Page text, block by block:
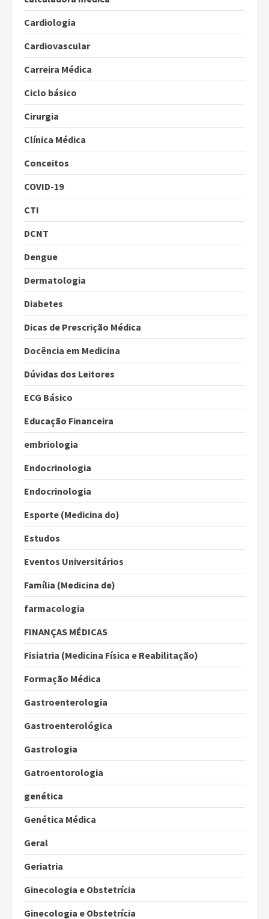
Cardiologia
Cardiovascular
Carreira Médica
Ciclo básico
Cirurgia
Clínica Médica
Conceitos
COVID-19
CTI
DCNT
Dengue
Dermatologia
Diabetes
Dicas de Prescrição Médica
Docência em Medicina
Dúvidas dos Leitores
ECG Básico
Educação Financeira
embriologia
Endocrinologia
Endocrinologia
Esporte (Medicina do)
Estudos
Eventos Universitários
Família (Medicina de)
farmacologia
FINANÇAS MÉDICAS
Fisiatria (Medicina Física e Reabilitação)
Formação Médica
Gastroenterologia
Gastroenterológica
Gastrologia
Gatroentorologia
genética
Genética Médica
Geral
Geriatria
Ginecologia e Obstetrícia
Ginecologia e Obstetrícia